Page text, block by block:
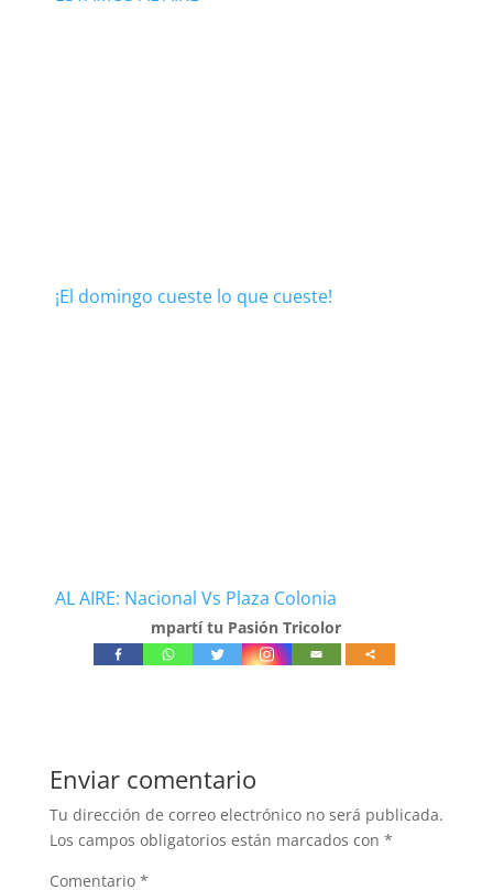
¡El domingo cueste lo que cueste!
AL AIRE: Nacional Vs Plaza Colonia
mpartí tu Pasión Tricolor
Enviar comentario
Tu dirección de correo electrónico no será publicada.
Los campos obligatorios están marcados con *
Comentario *